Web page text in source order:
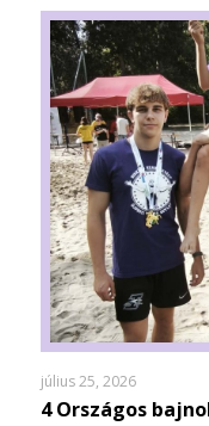
július 25, 2026
4 Országos